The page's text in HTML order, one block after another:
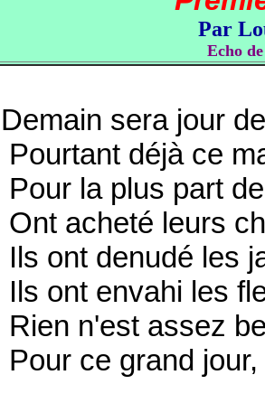
Par
Echo
sera jour de
déjà ce
la plus part
acheté leurs
denudé les
envahi les
n'est assez
ce grand jour,